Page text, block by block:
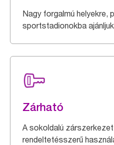
Nagy forgalmú helyekre,
sportstadionokba ajánljuk
Zárható
A sokoldalú
rendeltetésszerű